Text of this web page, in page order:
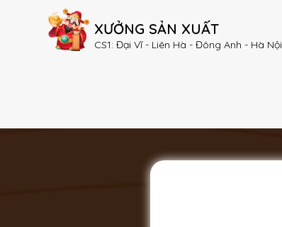
XƯỞNG SẢN XUẤT
CS1: Đại Vĩ - Liên Hà - Đông Anh - Hà Nội